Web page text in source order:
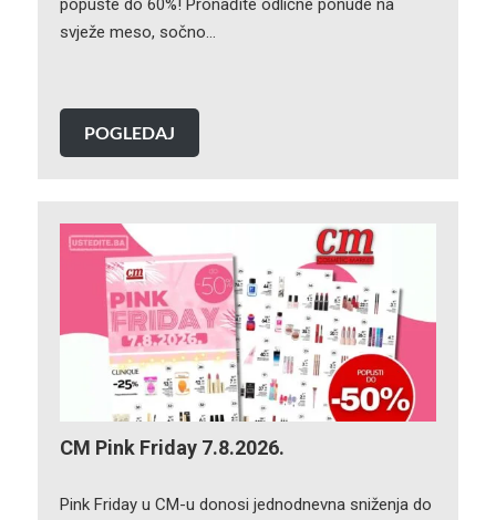
popuste do 60%! Pronađite odlične ponude na
svježe meso, sočno…
POGLEDAJ
CM Pink Friday 7.8.2026.
Pink Friday u CM-u donosi jednodnevna sniženja do